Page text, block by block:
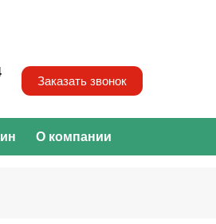
Заказать звонок
О компании